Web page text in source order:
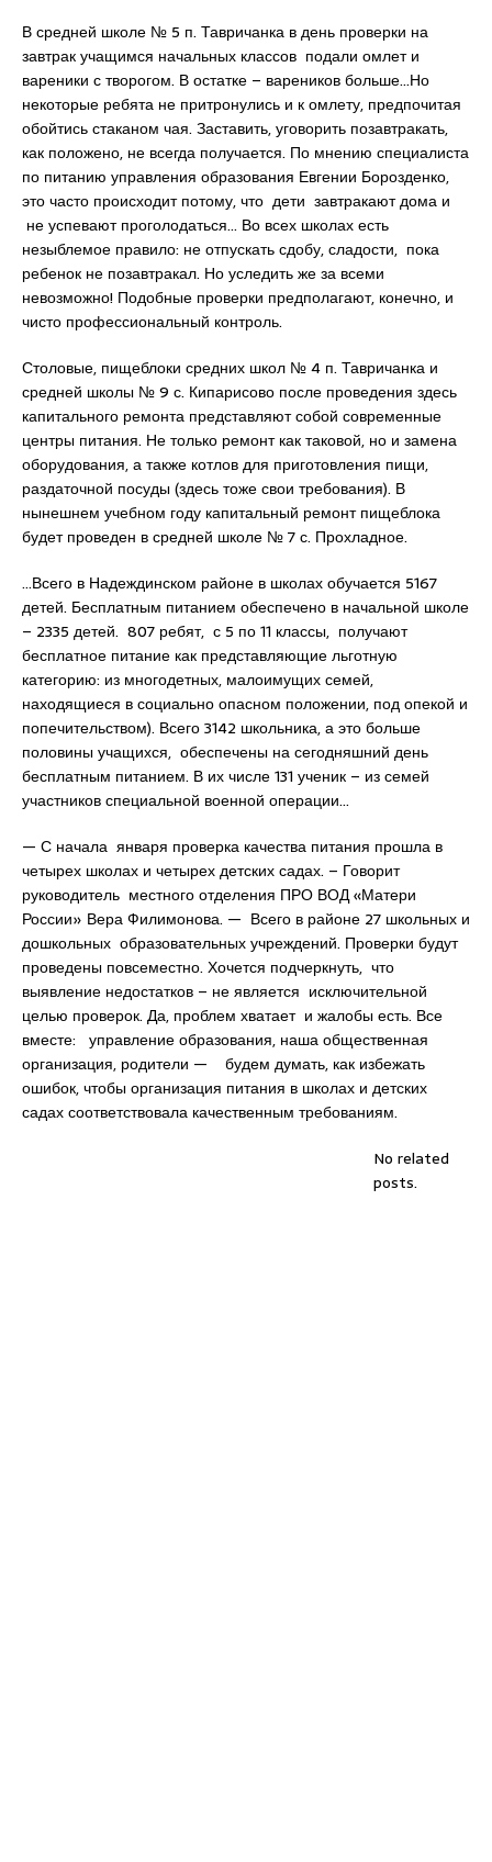
В средней школе № 5 п. Тавричанка в день проверки на
завтрак учащимся начальных классов подали омлет и
вареники с творогом. В остатке – вареников больше…Но
некоторые ребята не притронулись и к омлету, предпочитая
обойтись стаканом чая. Заставить, уговорить позавтракать,
как положено, не всегда получается. По мнению специалиста
по питанию управления образования Евгении Борозденко,
это часто происходит потому, что дети завтракают дома и
не успевают проголодаться… Во всех школах есть
незыблемое правило: не отпускать сдобу, сладости, пока
ребенок не позавтракал. Но уследить же за всеми
невозможно! Подобные проверки предполагают, конечно, и
чисто профессиональный контроль.
Столовые, пищеблоки средних школ № 4 п. Тавричанка и
средней школы № 9 с. Кипарисово после проведения здесь
капитального ремонта представляют собой современные
центры питания. Не только ремонт как таковой, но и замена
оборудования, а также котлов для приготовления пищи,
раздаточной посуды (здесь тоже свои требования). В
нынешнем учебном году капитальный ремонт пищеблока
будет проведен в средней школе № 7 с. Прохладное.
…Всего в Надеждинском районе в школах обучается 5167
детей. Бесплатным питанием обеспечено в начальной школе
– 2335 детей. 807 ребят, с 5 по 11 классы, получают
бесплатное питание как представляющие льготную
категорию: из многодетных, малоимущих семей,
находящиеся в социально опасном положении, под опекой и
попечительством). Всего 3142 школьника, а это больше
половины учащихся, обеспечены на сегодняшний день
бесплатным питанием. В их числе 131 ученик – из семей
участников специальной военной операции…
— С начала января проверка качества питания прошла в
четырех школах и четырех детских садах. – Говорит
руководитель местного отделения ПРО ВОД «Матери
России» Вера Филимонова. — Всего в районе 27 школьных и
дошкольных образовательных учреждений. Проверки будут
проведены повсеместно. Хочется подчеркнуть, что
выявление недостатков – не является исключительной
целью проверок. Да, проблем хватает и жалобы есть. Все
вместе: управление образования, наша общественная
организация, родители — будем думать, как избежать
ошибок, чтобы организация питания в школах и детских
садах соответствовала качественным требованиям.
No related
posts.